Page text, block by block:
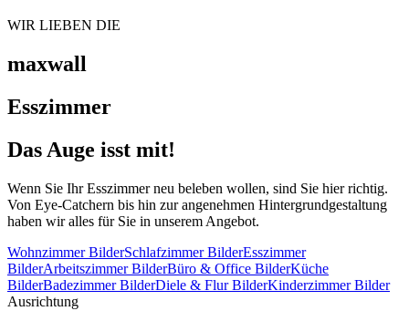
WIR LIEBEN DIE
maxwall
Esszimmer
Das Auge isst mit!
Wenn Sie Ihr Esszimmer neu beleben wollen, sind Sie hier richtig.
Von Eye-Catchern bis hin zur angenehmen Hintergrundgestaltung
haben wir alles für Sie in unserem Angebot.
Wohnzimmer BilderSchlafzimmer BilderEsszimmer
BilderArbeitszimmer BilderBüro & Office BilderKüche
BilderBadezimmer BilderDiele & Flur BilderKinderzimmer Bilder
Ausrichtung